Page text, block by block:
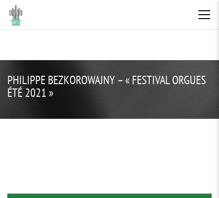
PHILIPPE BEZKOROWAJNY – « FESTIVAL ORGUES
ÉTÉ 2021 »